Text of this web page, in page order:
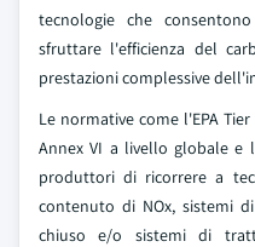
tecnologie che
sfruttare l'efficienza del
prestazioni complessive
Le normative come l'EPA
Annex VI a livello globale e
produttori di ricorrere a
contenuto di NOx, sistemi
chiuso e/o sistemi di